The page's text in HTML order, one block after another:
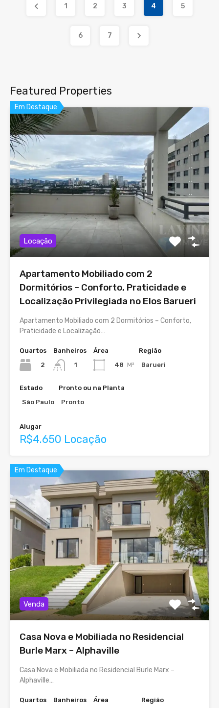
1 2 3 4 5
6 7
Featured Properties
Em Destaque
Locação
Apartamento Mobiliado com 2
Dormitórios – Conforto, Praticidade e
Localização Privilegiada no Elos Barueri
Apartamento Mobiliado com 2 Dormitórios – Conforto,
Praticidade e Localização…
Quartos
2
Banheiros
1
Área
48 M²
Região
Barueri
Estado
São Paulo
Pronto ou na Planta
Pronto
Alugar
R$4.650 Locação
Em Destaque
Venda
Casa Nova e Mobiliada no Residencial
Burle Marx – Alphaville
Casa Nova e Mobiliada no Residencial Burle Marx –
Alphaville…
Quartos
Banheiros
Área
Região